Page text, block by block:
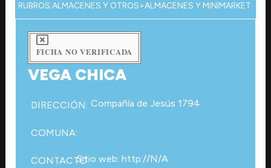
RUBROS:ALMACENES Y OTROS>ALMACENES Y MINIMARKET
FICHA NO VERIFICADA
VEGA CHICA
DIRECCIÓN: Compañía de Jesús 1794
COMUNA:
CONTACTO:Sitio web: http://N/A